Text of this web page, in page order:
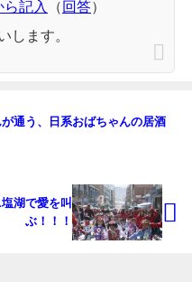
記入
（ 回答）
します。
通う、日系おばちゃんの居酒
湖で愛を叫
ぶ！！！